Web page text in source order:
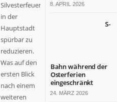
Silvesterfeuerwerk
in der
Hauptstadt
spürbar zu
reduzieren.
Was auf den
ersten Blick
nach einem
weiteren
8. APRIL 2026
S-
Bahn während der
Osterferien
eingeschränkt
24. MÄRZ 2026